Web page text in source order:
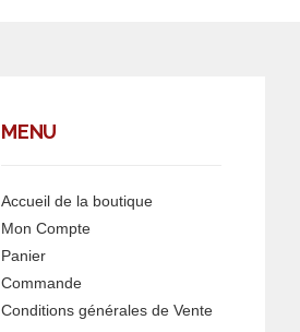
MENU
Accueil de la boutique
Mon Compte
Panier
Commande
Conditions générales de Vente